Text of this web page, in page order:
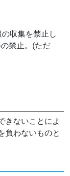
収集を禁止し
禁止。(ただ
きないことによ
負わないものと